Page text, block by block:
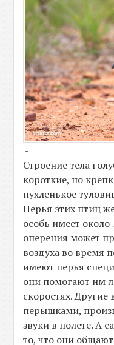
-
Строение тела
короткие, но
пухленькое
Перья этих птиц
особь имеет около
оперения может
воздуха во время
имеют перья
они помогают им
скоростях.
перышками,
звуки в полете. А
то, что они